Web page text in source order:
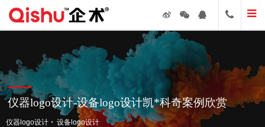
仪器logo设计-设备logo设计凯*科奇案例欣赏
仪器logo设计 设备logo设计